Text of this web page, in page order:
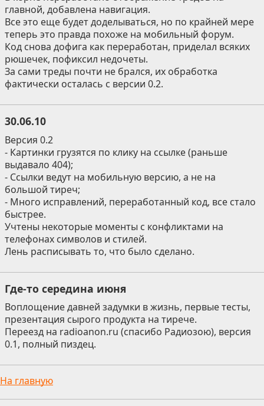
главной, добавлена навигация.
Все это еще будет доделываться, но по крайней мере
теперь это правда похоже на мобильный форум.
Код снова дофига как переработан, приделал всяких
рюшечек, пофиксил недочеты.
За сами треды почти не брался, их обработка
фактически осталась с версии 0.2.
30.06.10
Версия 0.2
- Картинки грузятся по клику на ссылке (раньше
выдавало 404);
- Ссылки ведут на мобильную версию, а не на
большой тиреч;
- Много исправлений, переработанный код, все стало
быстрее.
Учтены некоторые моменты с конфликтами на
телефонах символов и стилей.
Лень расписывать то, что было сделано.
Где-то середина июня
Воплощение давней задумки в жизнь, первые тесты,
презентация сырого продукта на тирече.
Переезд на radioanon.ru (спасибо Радиозою), версия
0.1, полный пиздец.
На главную